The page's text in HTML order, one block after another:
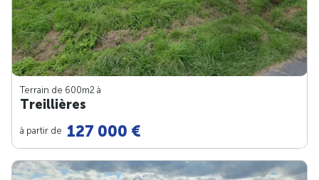
Terrain de 600m2 à
Treillières
à partir de 127 000 €